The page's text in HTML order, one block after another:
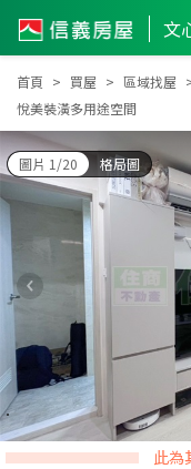
首頁 買屋 區域找屋
悅美裝潢多用途空間
圖片 1/20 格局圖
此為